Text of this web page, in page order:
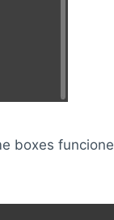
boxes funcione